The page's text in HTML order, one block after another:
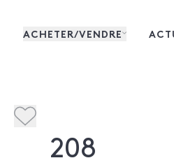
ACHETER/VENDRE
208